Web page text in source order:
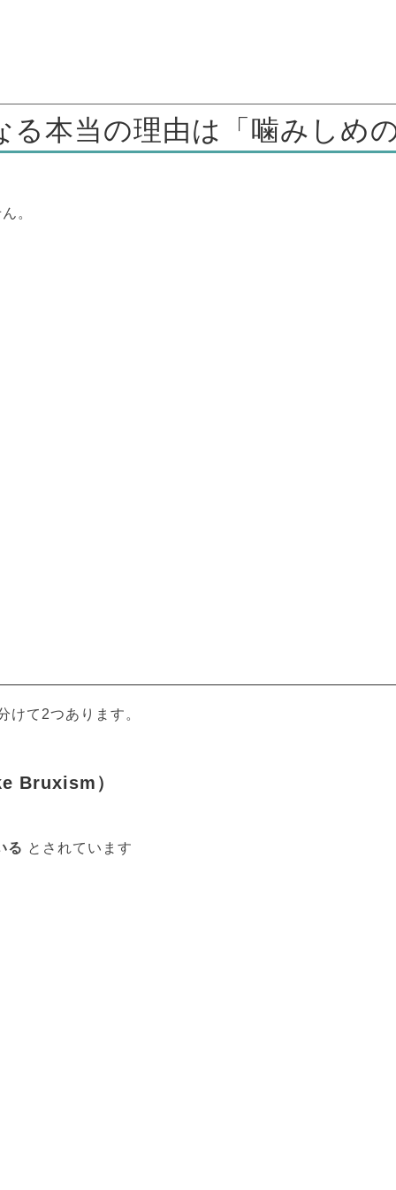
る本当の理由は「噛みしめ
。
けて2つあります。
Bruxism）
る とされています